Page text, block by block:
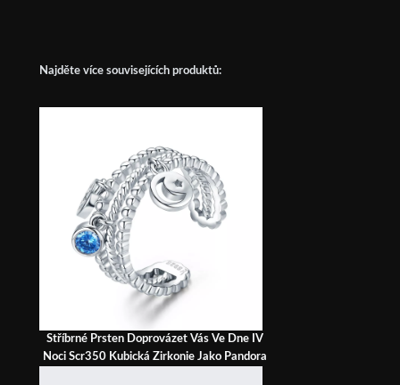
Najděte více souvisejících produktů:
Stříbrné Prsten Doprovázet Vás Ve Dne IV
Noci Scr350 Kubická Zirkonie Jako Pandora